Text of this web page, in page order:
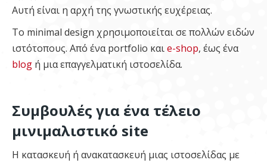
Αυτή είναι η αρχή της γνωστικής ευχέρειας.
Το minimal design χρησιμοποιείται σε πολλών ειδών
ιστότοπους. Από ένα portfolio καιe-shop, έως ένα
blog ή μια επαγγελματική ιστοσελίδα.
Συμβουλές για ένα τέλειο
μινιμαλιστικό site
Η κατασκευή ή ανακατασκευή μιας ιστοσελίδας με